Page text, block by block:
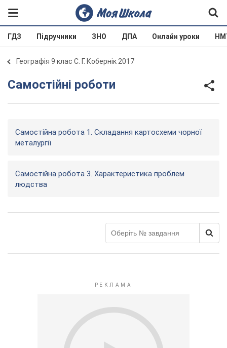
ГДЗ Підручники ЗНО ДПА Онлайн уроки
Географія 9 клас С. Г. Кобернік 2017
Самостійні роботи
Самостійна робота 1. Складання картосхеми чорної
металургії
Самостійна робота 3. Характеристика проблем
людства